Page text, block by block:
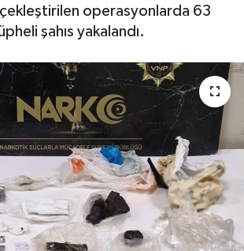
operasyonlarda 63
şahıs yakalandı.